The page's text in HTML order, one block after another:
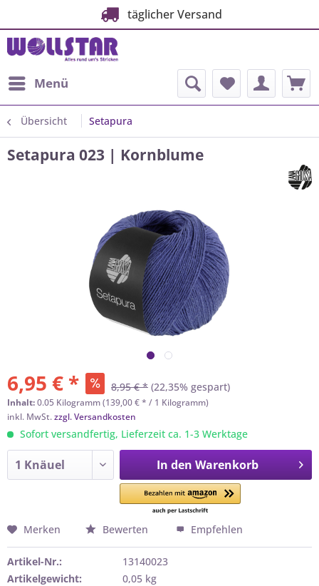
täglicher Versand
Menü
Übersicht Setapura
Setapura 023 | Kornblume
6,95 € * 8,95 € * (22,35% gespart)
Inhalt:0.05 Kilogramm (139,00 € * / 1 Kilogramm)
inkl. MwSt.zzgl. Versandkosten
Sofort versandfertig, Lieferzeit ca. 1-3 Werktage
In den Warenkorb
Merken Bewerten Empfehlen
Artikel-Nr.:
13140023
Artikelgewicht:
0,05 kg